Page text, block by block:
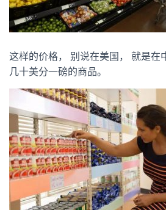
这样的价格， 别说在美国， 就是在
几十美分一磅的商品。